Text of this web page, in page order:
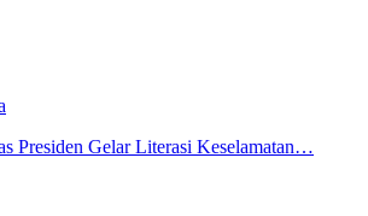
Presiden Gelar Literasi Keselamatan…